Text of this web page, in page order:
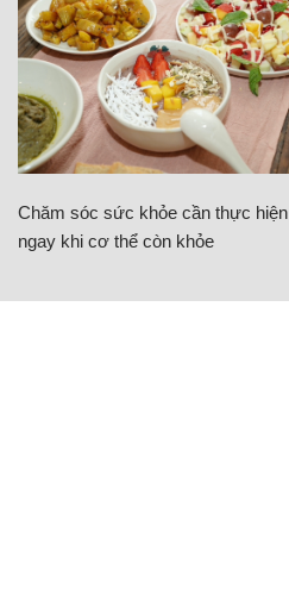
Chăm sóc sức khỏe cần thực hiện
ngay khi cơ thể còn khỏe